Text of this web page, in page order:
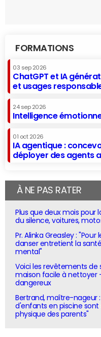
FORMATIONS
03 sep 2026
ChatGPT et IA
et usages
24 sep 2026
Intelligence
01 oct 2026
IA agentique :
déployer des agents
À NE PAS RATER
Plus que deux mois pour
du silence, voitures,
Pr. Alinka Greasley :
danser entretient la
mental"
Voici les revêtements de
maison facile à nettoyer
dangereux
Bertrand, maître-nageur
d'enfants en piscine
physique des parents"